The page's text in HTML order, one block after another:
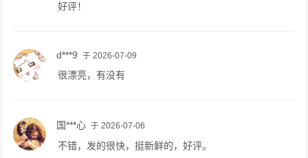
好评！
d***9 于 2026-07-09
很漂亮，有没有
国***心 于 2026-07-06
不错，发的很快，挺新鲜的，好评。